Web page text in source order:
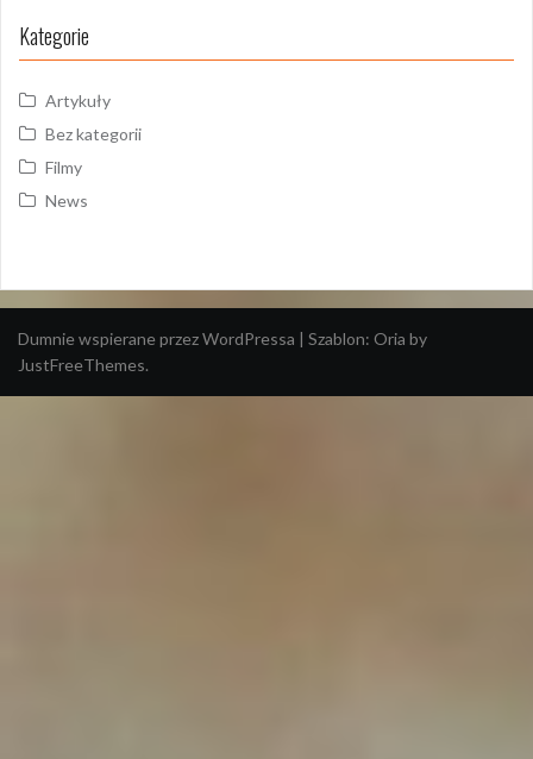
Kategorie
Artykuły
Bez kategorii
Filmy
News
Dumnie wspierane przez WordPressa | Szablon: Oria by
JustFreeThemes.